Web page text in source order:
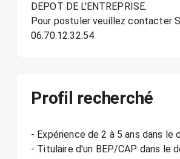
DEPOT DE L'ENTREPRISE.
Pour postuler veuillez contacter
06.70.12.32.54
Profil recherché
- Expérience de 2 à 5 ans dans
- Titulaire d'un BEP/CAP dans le